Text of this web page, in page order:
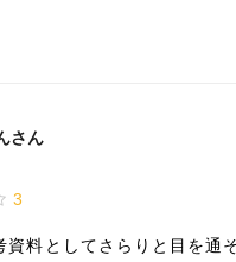
さん
3
資料としてさらりと目を通